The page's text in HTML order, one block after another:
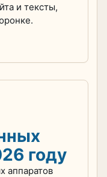
и тексты,
году
аппаратов